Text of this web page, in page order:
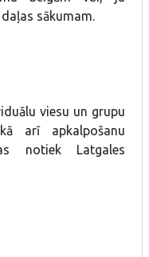
sākumam.
viesu un grupu
arī apkalpošanu
notiek Latgales